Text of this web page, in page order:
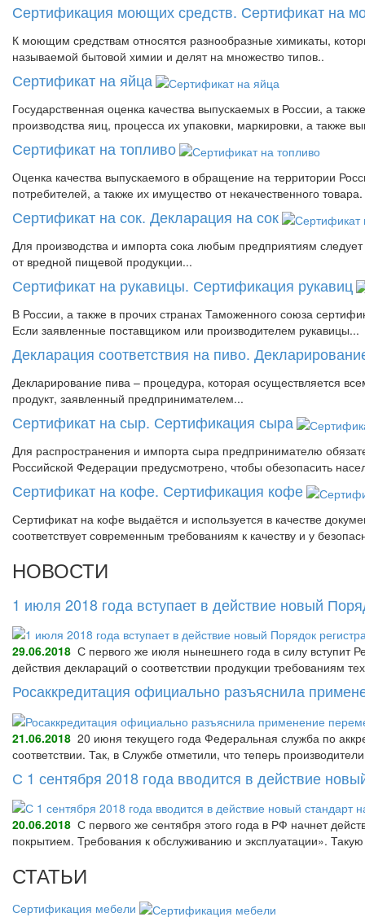
Сертификация моющих средств. Сертификат на
К моющим средствам относятся разнообразные химикаты,
называемой бытовой химии и делят на множество типов..
Сертификат на яйца
Государственная оценка качества выпускаемых в России, а
производства яиц, процесса их упаковки, маркировки, а также
Сертификат на топливо
Оценка качества выпускаемого в обращение на территории
потребителей, а также их имущество от некачественного товара.
Сертификат на сок. Декларация на сок
Для производства и импорта сока любым предприятиям
от вредной пищевой продукции...
Сертификат на рукавицы. Сертификация рукавиц
В России, а также в прочих странах Таможенного союза
Если заявленные поставщиком или производителем рукавицы...
Декларация соответствия на пиво.
Декларирование пива – процедура, которая осуществляется
продукт, заявленный предпринимателем...
Сертификат на сыр. Сертификация сыра
Для распространения и импорта сыра предпринимателю
Российской Федерации предусмотрено, чтобы обезопасить
Сертификат на кофе. Сертификация кофе
Сертификат на кофе выдаётся и используется в качестве
соответствует современным требованиям к качеству и у
НОВОСТИ
1 июля 2018 года вступает в действие новый
29.06.2018 С первого же июля нынешнего года в силу вступит
действия деклараций о соответствии продукции требованиям
Росаккредитация официально разъяснила
21.06.2018 20 июня текущего года Федеральная служба по
соответствии. Так, в Службе отметили, что теперь
С 1 сентября 2018 года вводится в действие
20.06.2018 С первого же сентября этого года в РФ начнет
покрытием. Требования к обслуживанию и эксплуатации».
СТАТЬИ
Сертификация мебели